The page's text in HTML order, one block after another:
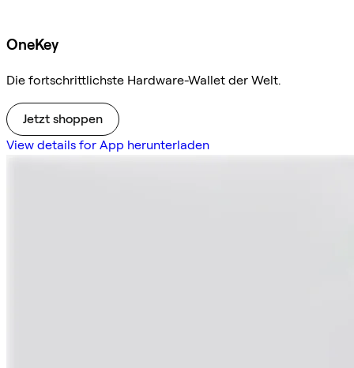
OneKey
Die fortschrittlichste Hardware-Wallet der Welt.
Jetzt shoppen
View details for App herunterladen